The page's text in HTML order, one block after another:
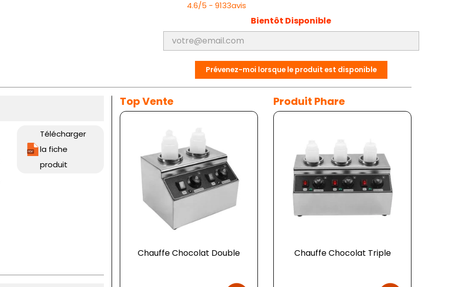
4.6/5 - 9133avis
Bientôt Disponible
Prévenez-moi lorsque le produit est disponible
Télécharger
la fiche
produit
Top Vente
Chauffe Chocolat Double
Produit Phare
Chauffe Chocolat Triple